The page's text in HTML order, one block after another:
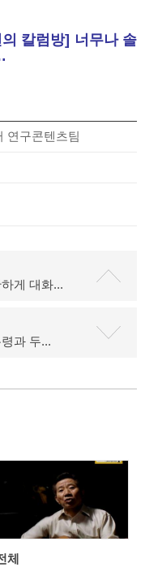
칼럼방] 너무나 솔
연구콘텐츠팀
게 대화...
과 두...
체